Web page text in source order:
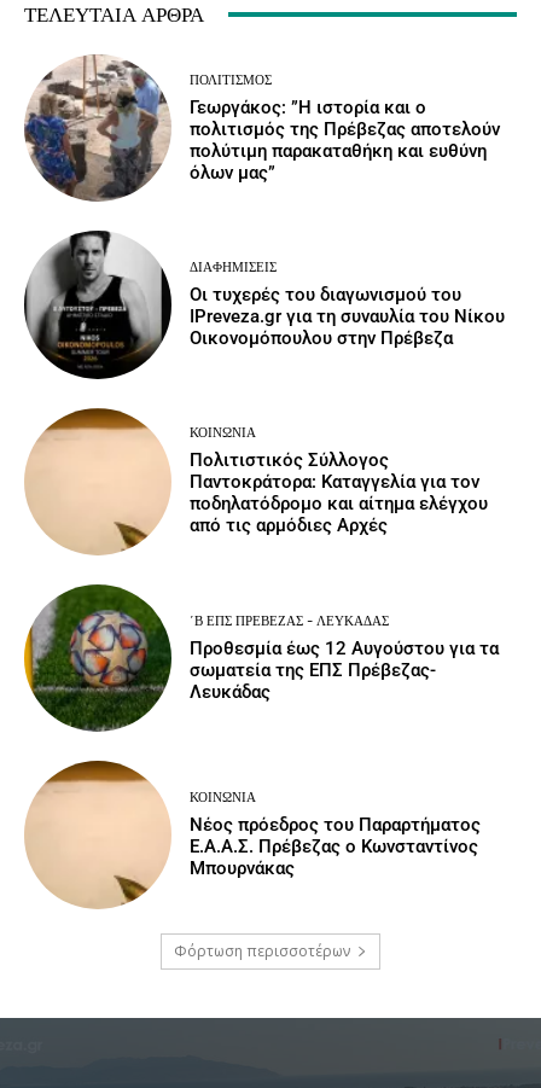
ΤΕΛΕΥΤΑΊΑ ΆΡΘΡΑ
ΠΟΛΙΤΙΣΜΌΣ
Γεωργάκος: ”Η ιστορία και ο
πολιτισμός της Πρέβεζας αποτελούν
πολύτιμη παρακαταθήκη και ευθύνη
όλων μας”
ΔΙΑΦΗΜΊΣΕΙΣ
Οι τυχερές του διαγωνισμού του
IPreveza.gr για τη συναυλία του Νίκου
Οικονομόπουλου στην Πρέβεζα
ΚΟΙΝΩΝΙΑ
Πολιτιστικός Σύλλογος
Παντοκράτορα: Καταγγελία για τον
ποδηλατόδρομο και αίτημα ελέγχου
από τις αρμόδιες Αρχές
΄Β ΕΠΣ ΠΡΈΒΕΖΑΣ - ΛΕΥΚΆΔΑΣ
Προθεσμία έως 12 Αυγούστου για τα
σωματεία της ΕΠΣ Πρέβεζας-
Λευκάδας
ΚΟΙΝΩΝΙΑ
Νέος πρόεδρος του Παραρτήματος
Ε.Α.Α.Σ. Πρέβεζας ο Κωνσταντίνος
Μπουρνάκας
Φόρτωση περισσοτέρων